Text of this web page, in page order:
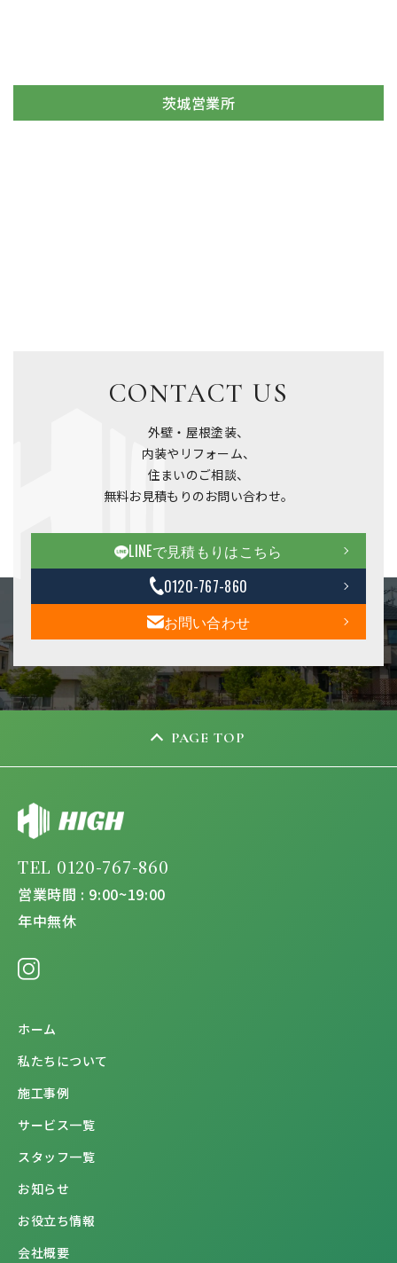
茨城営業所
CONTACT US
外壁・屋根塗装、
内装やリフォーム、
住まいのご相談、
無料お見積もりのお問い合わせ。
LINEで見積もりはこちら
0120-767-860
お問い合わせ
PAGE TOP
TEL 0120-767-860
営業時間 : 9:00~19:00
年中無休
ホーム
私たちについて
施工事例
サービス一覧
スタッフ一覧
お知らせ
お役立ち情報
会社概要